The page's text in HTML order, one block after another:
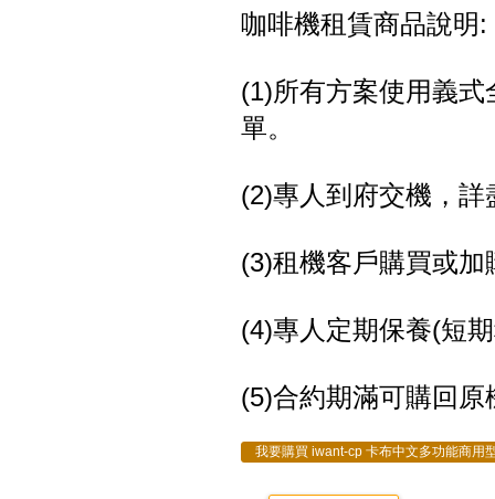
咖啡機租賃商品說明:
(1)所有方案使用義
單。
(2)專人到府交機，
(3)租機客戶購買或
(4)專人定期保養(短
(5)合約期滿可購回
我要購買 iwant-cp 卡布中文多功能商用